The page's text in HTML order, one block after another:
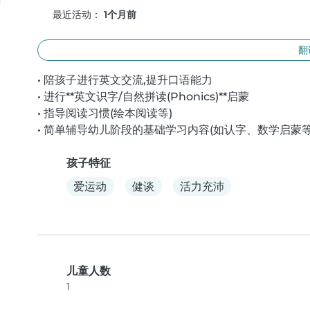
最近活动： 1个月前
翻
• 陪孩子进行英文交流,提升口语能力
• 进行**英文识字/自然拼读(Phonics)**启蒙
• 指导阅读习惯(绘本阅读等)
• 简单辅导幼儿阶段的基础学习内容(如认字、数学启蒙
孩子特征
爱运动
健谈 活力充沛
儿童人数
1